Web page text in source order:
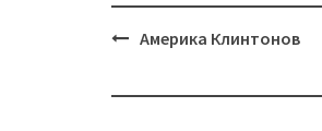
PostАмерика Клинтонов